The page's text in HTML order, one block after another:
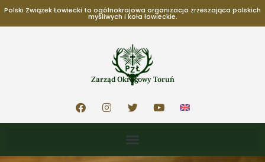
Polski Związek Łowiecki to ogólnokrajowa organizacja zrzeszająca polskich
myśliwych i koła łowieckie.
Zarząd Okręgowy Toruń